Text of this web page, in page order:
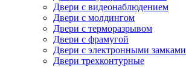
Двери с видеонаблюдением
Двери с молдингом
Двери с терморазрывом
Двери с фрамугой
Двери с электронными замками
Двери трехконтурные